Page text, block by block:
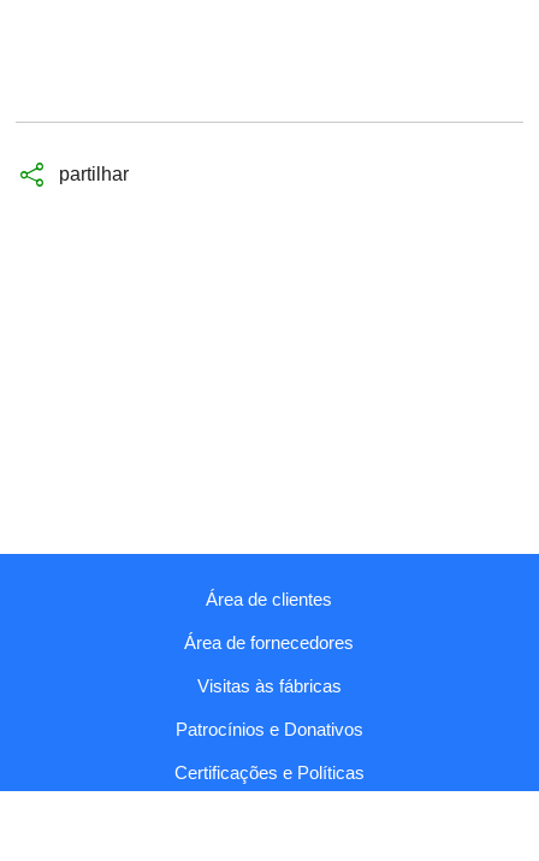
partilhar
Área de clientes
Área de fornecedores
Visitas às fábricas
Patrocínios e Donativos
Certificações e Políticas